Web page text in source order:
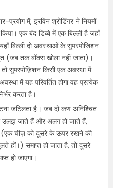
प्रयोग में, इरविन श्रोडिंगर ने नियमों
एक बंद डिब्बे में एक बिल्ली है जहाँ
बिल्ली दो अवस्थाओं के सुपरपोजिशन
(जब तक बॉक्स खोला नहीं जाता)।
सुपरपोज़िशन किसी एक अवस्था में
में यह परिवर्तित होगा वह प्रत्येक
करता है।
जटिलता है। जब दो कण अनिश्चित
उलझ जाते हैं और अलग हो जाते हैं,
चीज़ को दूसरे के ऊपर रखने की
हों।) समाप्त हो जाता है, तो दूसरे
हो जाएगा।